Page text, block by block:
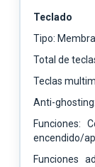
Teclado
Tipo:
Total de
Teclas
Anti-
Funciones:
encendido/
Funciones